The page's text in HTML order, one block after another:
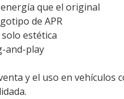
energía que el original
de APR
estética
and-play
y el uso en